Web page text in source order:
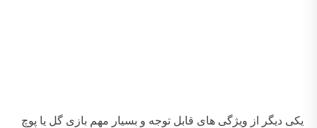
یکی دیگر از ویژگی های قابل توجه و بسیار مهم بازی گل یا پوچ